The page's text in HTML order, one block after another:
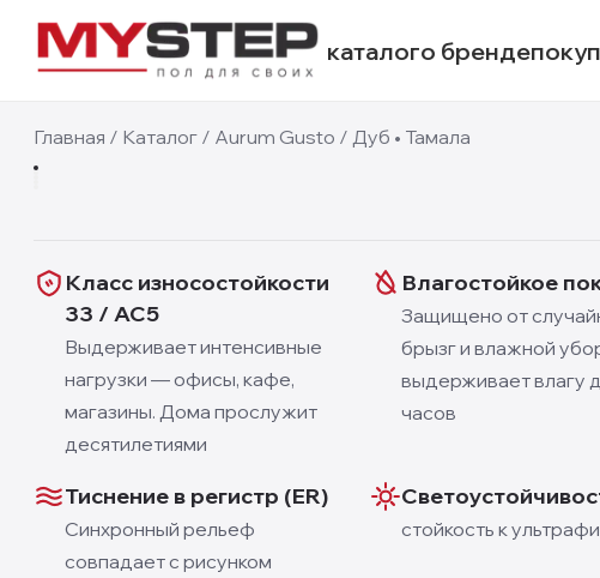
каталого бренде
Главная / Каталог / Aurum Gusto / Дуб • Тамала
Класс износостойкости
33 / AC5
Выдерживает интенсивные
нагрузки — офисы, кафе,
магазины. Дома прослужит
десятилетиями
Влагостойкое
Защищено от
брызг и влажной
выдерживает влагу
часов
Тиснение в регистр (ER)
Синхронный рельеф
совпадает с рисунком
стойкость к